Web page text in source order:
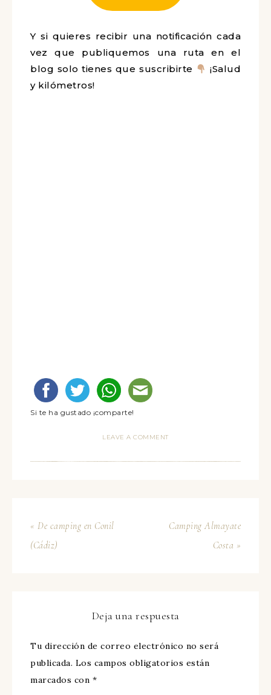
Y si quieres recibir una notificación cada
vez que publiquemos una ruta en el
blog solo tienes que suscribirte
¡Salud
y kilómetros!
Si te ha gustado ¡comparte!
LEAVE A COMMENT
« De camping en Conil
(Cádiz)
Camping Almayate
Costa »
Deja una respuesta
Tu dirección de correo electrónico no será
publicada. Los campos obligatorios están
marcados con *